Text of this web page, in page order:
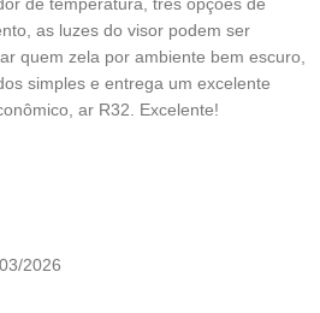
as luzes do visor podem ser
quem zela por ambiente bem escuro,
simples e entrega um excelente
ar R32. Excelente!
2026